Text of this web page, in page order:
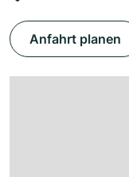
Anfahrt planen